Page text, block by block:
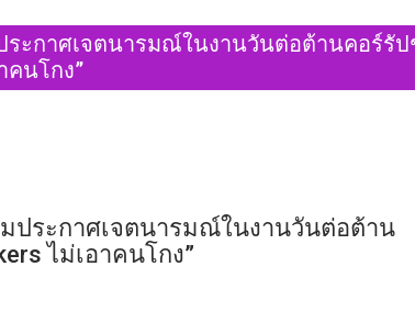
ระกาศเจตนารมณ์ในงานวันต่อต้านคอร์รั
คนโกง”
ประกาศเจตนารมณ์ในงานวันต่อต้าน
ไม่เอาคนโกง”